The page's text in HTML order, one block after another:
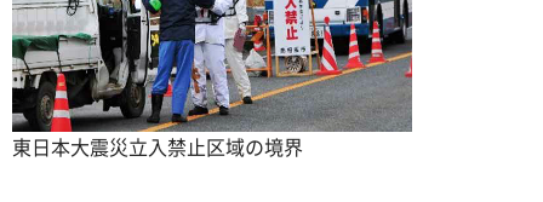
東日本大震災立入禁止区域の境界